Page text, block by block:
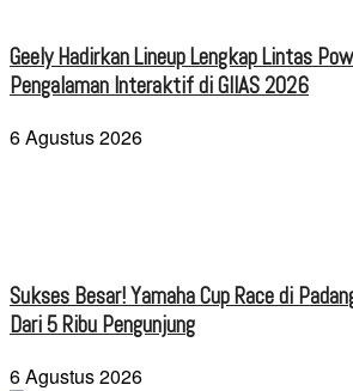
Geely Hadirkan Lineup Lengkap Lintas
Pengalaman Interaktif di GIIAS 2026
6 Agustus 2026
Sukses Besar! Yamaha Cup Race di
Dari 5 Ribu Pengunjung
6 Agustus 2026